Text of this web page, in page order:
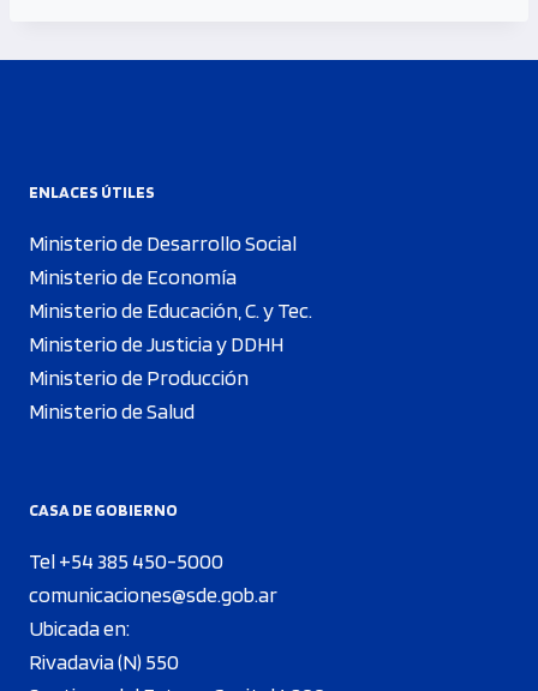
ENLACES ÚTILES
Ministerio de Desarrollo Social
Ministerio de Economía
Ministerio de Educación, C. y Tec.
Ministerio de Justicia y DDHH
Ministerio de Producción
Ministerio de Salud
CASA DE GOBIERNO
Tel +54 385 450-5000
comunicaciones@sde.gob.ar
Ubicada en:
Rivadavia (N) 550